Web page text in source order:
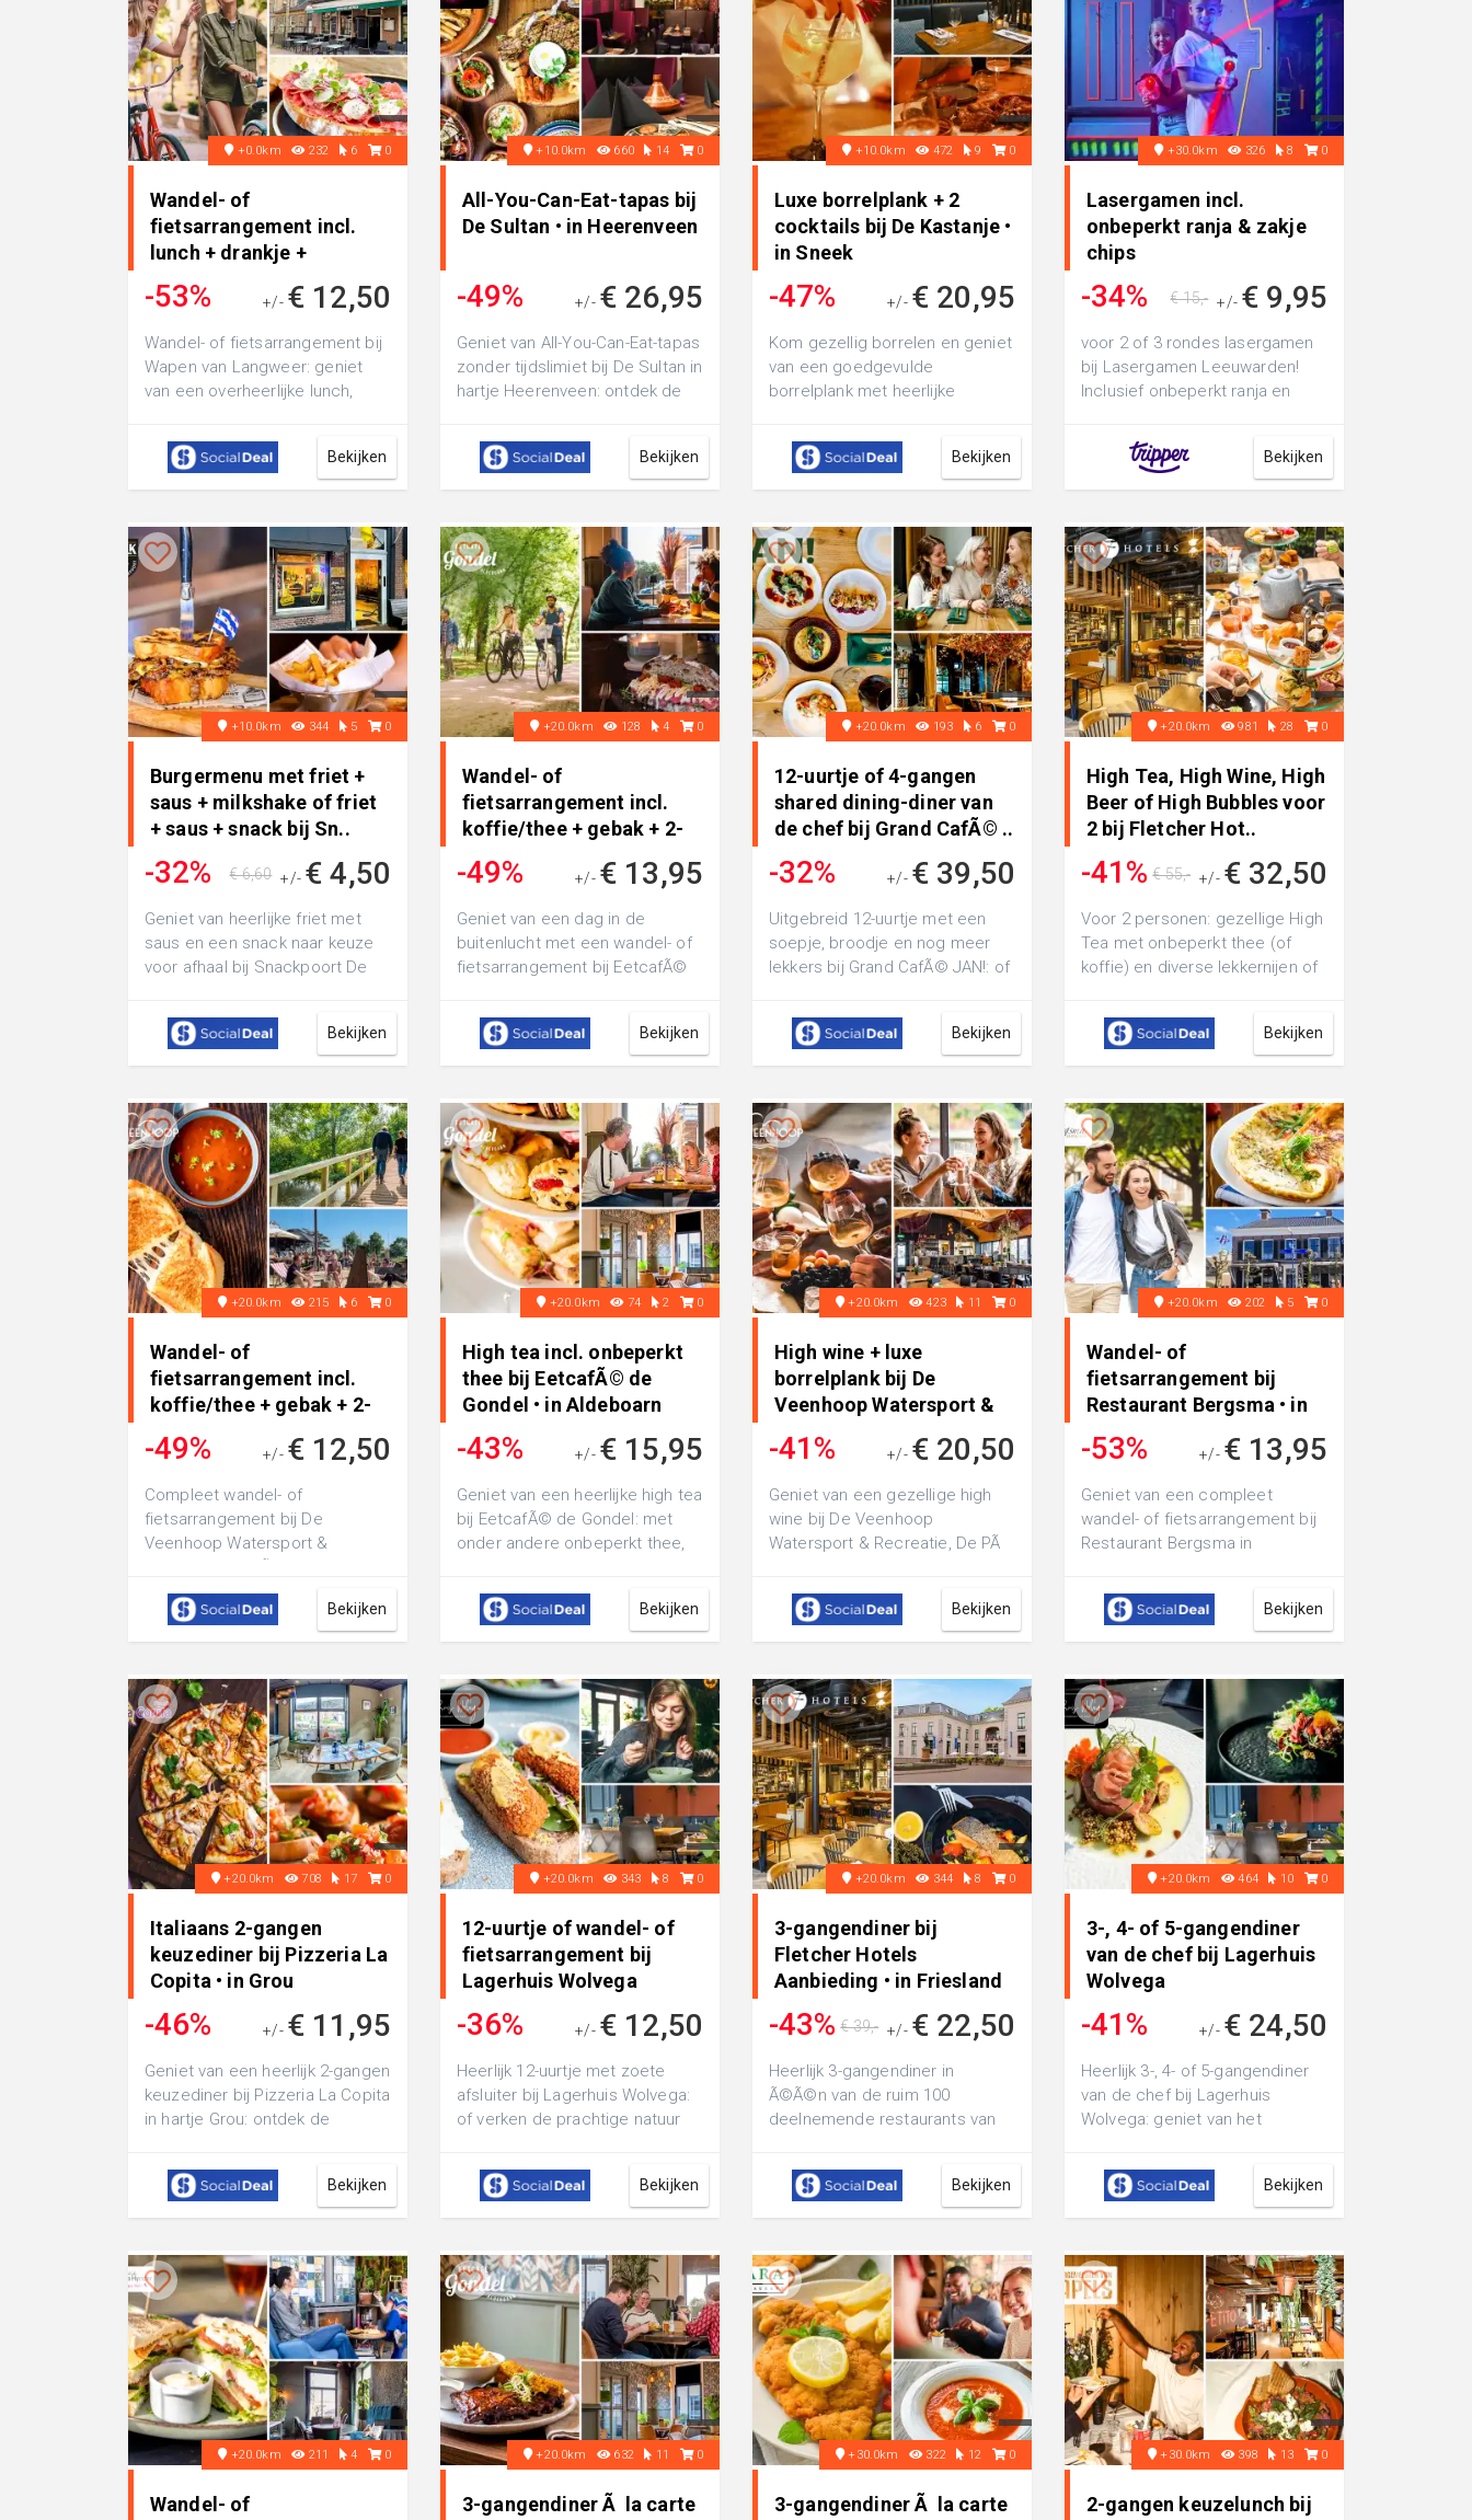
+0.0km 232 6 0
Wandel- of
fietsarrangement incl.
lunch + drankje +
-53% +/- € 12,50
Wandel- of fietsarrangement bij
Wapen van Langweer: geniet
van een overheerlijke lunch,
of fie...
Bekijken
+10.0km 660 14 0
All-You-Can-Eat-tapas bij
De Sultan • in Heerenveen
-49% +/- € 26,95
Geniet van All-You-Can-Eat-tapas
zonder tijdslimiet bij De Sultan in
hartje Heerenveen: ontdek de
Bekijken
+10.0km 472 9 0
Luxe borrelplank + 2
cocktails bij De Kastanje •
in Sneek
-47% +/- € 20,95
Kom gezellig borrelen en geniet
van een goedgevulde
borrelplank met heerlijke
Kastanje in hart...
Bekijken
+30.0km 326 8 0
Lasergamen incl.
onbeperkt ranja & zakje
chips
-34% +/- € 9,95
€ 15,-
voor 2 of 3 rondes lasergamen
bij Lasergamen Leeuwarden!
Inclusief onbeperkt ranja en
met vri...
Bekijken
+10.0km 344 5 0
Burgermenu met friet +
saus + milkshake of friet
+ saus + snack bij Sn..
-32% +/- € 4,50
€ 6,60
Geniet van heerlijke friet met
saus en een snack naar keuze
voor afhaal bij Snackpoort De
bur...
Bekijken
+20.0km 128 4 0
Wandel- of
fietsarrangement incl.
koffie/thee + gebak + 2-
-49% +/- € 13,95
Geniet van een dag in de
buitenlucht met een wandel- of
fietsarrangement bij EetcafÃ©
thee, ...
Bekijken
+20.0km 193 6 0
12-uurtje of 4-gangen
shared dining-diner van
de chef bij Grand CafÃ© ..
-32% +/- € 39,50
Uitgebreid 12-uurtje met een
soepje, broodje en nog meer
lekkers bij Grand CafÃ© JAN!: of
dinin...
Bekijken
+20.0km 981 28 0
High Tea, High Wine, High
Beer of High Bubbles voor
2 bij Fletcher Hot..
-41% +/- € 32,50
€ 55,-
Voor 2 personen: gezellige High
Tea met onbeperkt thee (of
koffie) en diverse lekkernijen of
Bekijken
+20.0km 215 6 0
Wandel- of
fietsarrangement incl.
koffie/thee + gebak + 2-
Veenhoop
-49% +/- € 12,50
Compleet wandel- of
fietsarrangement bij De
Veenhoop Watersport &
koffie of thee met gebak ...
Bekijken
+20.0km 74 2 0
High tea incl. onbeperkt
thee bij EetcafÃ© de
Gondel • in Aldeboarn
-43% +/- € 15,95
Geniet van een heerlijke high tea
bij EetcafÃ© de Gondel: met
onder andere onbeperkt thee,
Bekijken
+20.0km 423 11 0
High wine + luxe
borrelplank bij De
Veenhoop Watersport &
-41% +/- € 20,50
Geniet van een gezellige high
wine bij De Veenhoop
Watersport & Recreatie, De PÃ
borrelplank en per...
Bekijken
+20.0km 202 5 0
Wandel- of
fietsarrangement bij
Restaurant Bergsma • in
-53% +/- € 13,95
Geniet van een compleet
wandel- of fietsarrangement bij
Restaurant Bergsma in
gebak met slagroo...
Bekijken
+20.0km 708 17 0
Italiaans 2-gangen
keuzediner bij Pizzeria La
Copita • in Grou
-46% +/- € 11,95
Geniet van een heerlijk 2-gangen
keuzediner bij Pizzeria La Copita
in hartje Grou: ontdek de
Bekijken
+20.0km 343 8 0
12-uurtje of wandel- of
fietsarrangement bij
Lagerhuis Wolvega
-36% +/- € 12,50
Heerlijk 12-uurtje met zoete
afsluiter bij Lagerhuis Wolvega:
of verken de prachtige natuur
de...
Bekijken
+20.0km 344 8 0
3-gangendiner bij
Fletcher Hotels
Aanbieding • in Friesland
-43% +/- € 22,50
€ 39,-
Heerlijk 3-gangendiner in
Ã©Ã©n van de ruim 100
deelnemende restaurants van
bijvoorbeeld bij het pr...
Bekijken
+20.0km 464 10 0
3-, 4- of 5-gangendiner
van de chef bij Lagerhuis
Wolvega
-41% +/- € 24,50
Heerlijk 3-, 4- of 5-gangendiner
van de chef bij Lagerhuis
Wolvega: geniet van het
chef heeft sa...
Bekijken
+20.0km 211 4 0
Wandel- of
+20.0km 632 11 0
3-gangendiner Ã la carte
+30.0km 322 12 0
3-gangendiner Ã la carte
+30.0km 398 13 0
2-gangen keuzelunch bij